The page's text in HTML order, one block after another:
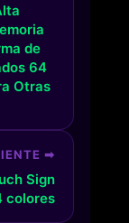
de
64
Otras
➡
Sign
colores